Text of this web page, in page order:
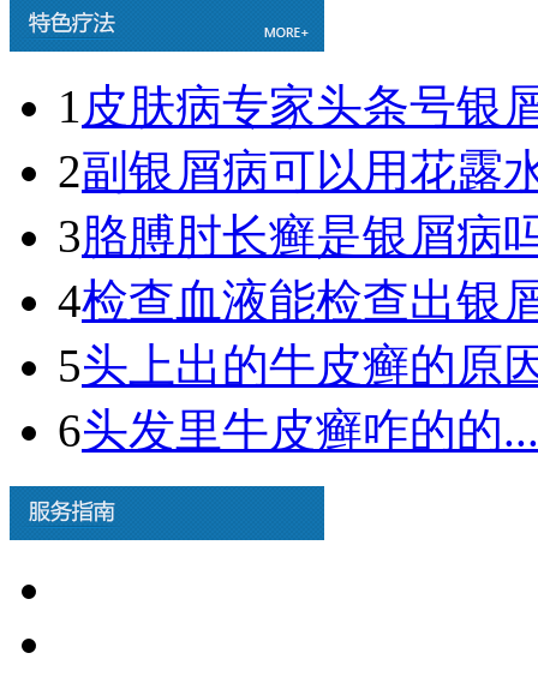
1 皮肤病专家头条号银
2副银屑病可以用花露
3胳膊肘长癣是银屑病
4检查血液能检查出银
5头上出的牛皮癣的原
6头发里牛皮癣咋的的...